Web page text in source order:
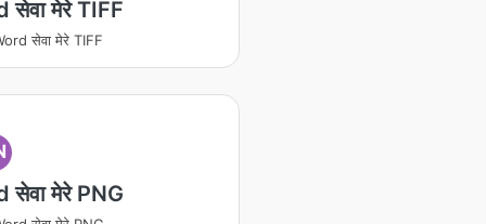
सेवा मेरे TIFF
सेवा मेरे TIFF
सेवा मेरे PNG